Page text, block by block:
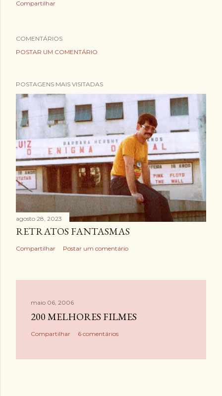
Compartilhar
COMENTÁRIOS
POSTAR UM COMENTÁRIO
POSTAGENS MAIS VISITADAS
agosto 28, 2023
RETRATOS FANTASMAS
Compartilhar Postar um comentário
maio 06, 2006
200 MELHORES FILMES
Compartilhar 6 comentários